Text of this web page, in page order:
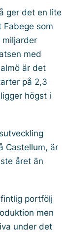
ger det en lite
Fabege som
med
är det
på 2,3
högst i
Castellum, är
året än
portfölj
men
under det